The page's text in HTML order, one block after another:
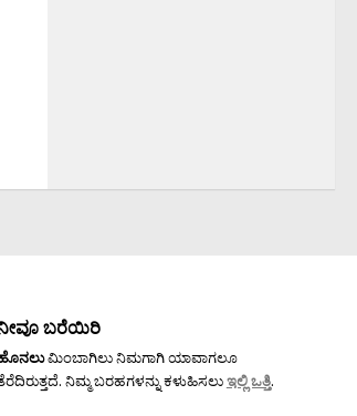
ಬರೆಯಿರಿ
ಮಿಂಬಾಗಿಲು ನಿಮಗಾಗಿ ಯಾವಾಗಲೂ
ನಿಮ್ಮ ಬರಹಗಳನ್ನು ಕಳುಹಿಸಲುಇಲ್ಲಿ ಒತ್ತಿ.